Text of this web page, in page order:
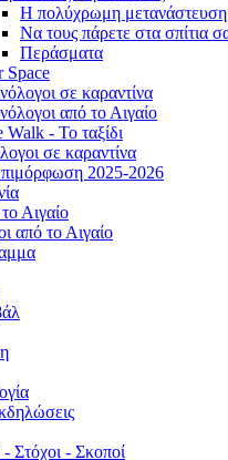
Η πολύχρωμη μετανάστευση
Να τους πάρετε στα σπίτια
Περάσματα
Space
σε καραντίνα
από το Αιγαίο
Walk - Το ταξίδι
σε καραντίνα
2025-2026
Αιγαίο
από το Αιγαίο
Στόχοι - Σκοποί